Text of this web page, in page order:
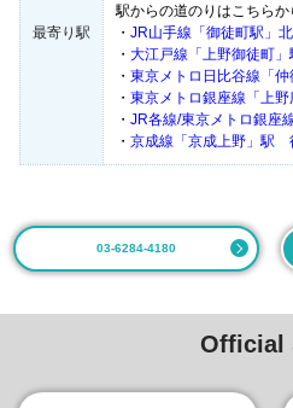
最寄り駅
駅からの道のりはこちらか
・ JR山手線「御徒町駅」
・ 大江戸線「上野御徒町
・ 東京メトロ日比谷線「
・ 東京メトロ銀座線「上
・ JR各線/東京メトロ銀座
・ 京成線「京成上野」駅
03-6284-4180
Official